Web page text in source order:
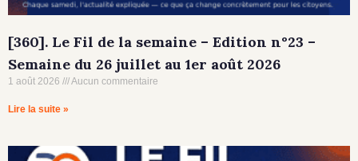
[360]. Le Fil de la semaine – Edition n°23 –
Semaine du 26 juillet au 1er août 2026
1 août 2026 Aucun commentaire
Lire la suite »